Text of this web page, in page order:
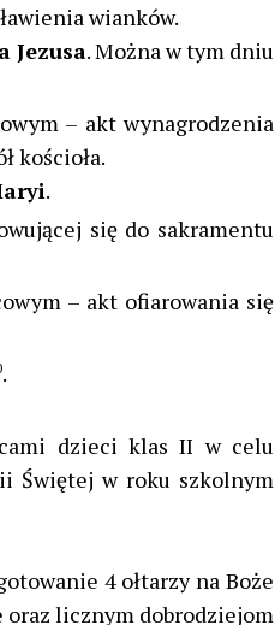
wianków.
Jezusa. Można w tym dniu
– akt wynagrodzenia
kościoła.
.
się do sakramentu
– akt ofiarowania się
.
dzieci klas II w celu
Świętej w roku szkolnym
4 ołtarzy na Boże
oraz licznym dobrodziejom